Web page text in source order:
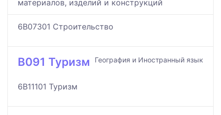
материалов, изделий и конструкций
6B07301 Строительство
B091 Туризм География и Иностранный язык
6B11101 Туризм